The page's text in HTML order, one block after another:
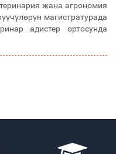
жана агрономия
магистратурада
адистер ортосунда